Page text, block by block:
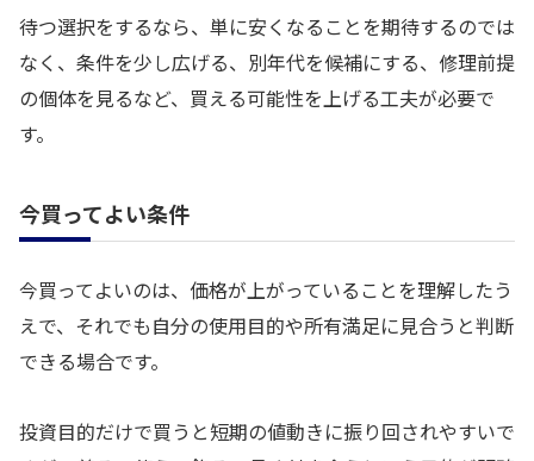
待つ選択をするなら、単に安くなることを期待するのでは
なく、条件を少し広げる、別年代を候補にする、修理前提
の個体を見るなど、買える可能性を上げる工夫が必要で
す。
今買ってよい条件
今買ってよいのは、価格が上がっていることを理解したう
えで、それでも自分の使用目的や所有満足に見合うと判断
できる場合です。
投資目的だけで買うと短期の値動きに振り回されやすいで